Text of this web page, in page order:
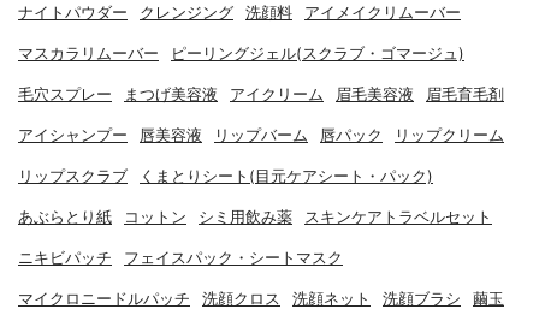
ナイトパウダー クレンジング 洗顔料 アイメイクリムーバー
マスカラリムーバー ピーリングジェル(スクラブ・ゴマージュ)
毛穴スプレー まつげ美容液 アイクリーム 眉毛美容液 眉毛育毛剤
アイシャンプー 唇美容液 リップバーム 唇パック リップクリーム
リップスクラブ くまとりシート(目元ケアシート・パック)
あぶらとり紙 コットン シミ用飲み薬 スキンケアトラベルセット
ニキビパッチ フェイスパック・シートマスク
マイクロニードルパッチ 洗顔クロス 洗顔ネット 洗顔ブラシ 繭玉